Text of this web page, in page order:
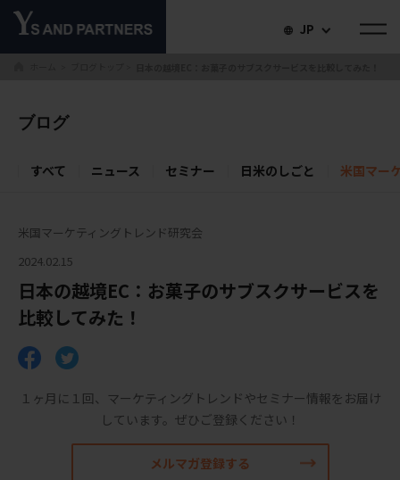
JP
ブログ
すべて ニュース セミナー 日米のしごと 米国マー
米国マーケティングトレンド研究会
2024.02.15
日本の越境EC：お菓子のサブスクサービスを
比較してみた！
１ヶ月に１回、マーケティングトレンドやセミナー情報をお届け
しています。 ぜひご登録ください！
メルマガ登録する